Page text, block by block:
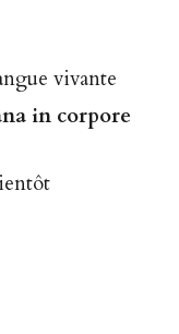
vivante
in corpore